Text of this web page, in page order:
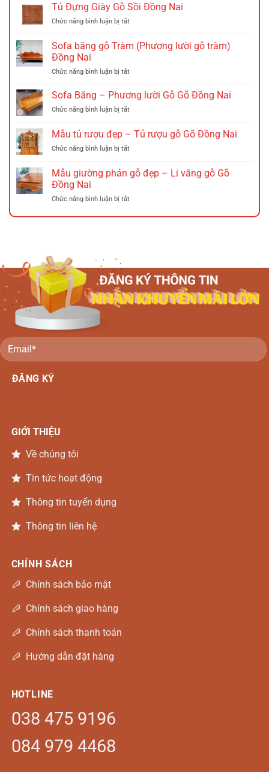
Tủ Đựng Giày Gỗ Sồi Đồng Nai
Chức năng bình luận bị tắtở
Đựng
Giày
Sồi
Nai
Sofa băng gỗ Tràm (Phương lười gỗ tràm)
Đồng Nai
Chức năng bình luận bị tắtở
băng
Tràm
lười
tràm)
Nai
Sofa Băng – Phương lười Gỗ Gõ Đồng Nai
Chức năng bình luận bị tắtở
Băng
Phương
Gỗ
Gõ
Nai
Mẫu tủ rượu đẹp – Tủ rượu gỗ Gõ Đồng Nai
Chức năng bình luận bị tắtở
rượu
–
rượu
Mẫu giường phản gỗ đẹp – Li văng gỗ Gõ
Đồng Nai
Chức năng bình luận bị tắtở
giường
Li
văng
gỗ
Gõ
GIỚI THIỆU
Về chúng tôi
Tin tức hoạt động
Thông tin tuyển dụng
Thông tin liên hệ
CHÍNH SÁCH
Chính sách bảo mật
Chính sách giao hàng
Chính sách thanh toán
Hướng dẫn đặt hàng
HOTLINE
038 475 9196
084 979 4468